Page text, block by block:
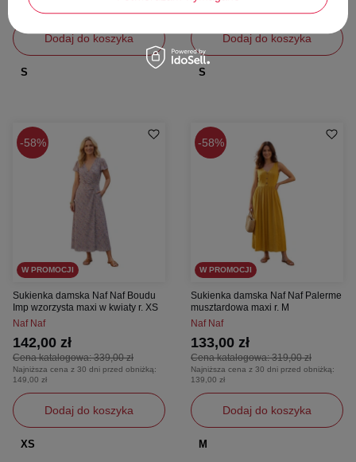
117,00 zł
Dodaj do koszyka
S
Dodaj do koszyka
S
58%
W PROMOCJI
Sukienka damska Naf Naf Boudu
Imp wzorzysta maxi w kwiaty r. XS
Naf Naf
Cena katalogowa:339,00 zł
142,00 zł
Najniższa cena z 30 dni przed obniżką:
149,00 zł
Dodaj do koszyka
XS
58%
W PROMOCJI
Sukienka damska Naf Naf Palerme
musztardowa maxi r. M
Naf Naf
Cena katalogowa:319,00 zł
133,00 zł
Najniższa cena z 30 dni przed obniżką:
139,00 zł
Dodaj do koszyka
M